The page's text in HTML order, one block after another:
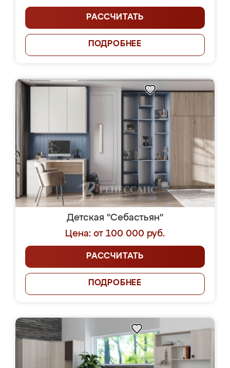
РАССЧИТАТЬ
ПОДРОБНЕЕ
Детская "Себастьян"
Цена: от 100 000 руб.
РАССЧИТАТЬ
ПОДРОБНЕЕ